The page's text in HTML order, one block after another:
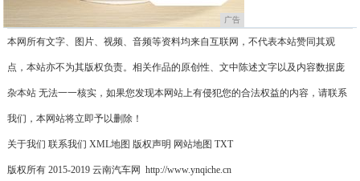
广告
本网所有文字、图片、视频、音频等资料均来自互联网，不代表本站赞同其观
点，本站亦不为其版权负责。相关作品的原创性、文中陈述文字以及内容数据庞
杂本站 无法一一核实，如果您发现本网站上有侵犯您的合法权益的内容，请联系
我们，本网站将立即予以删除！
关于我们 联系我们 XML地图 版权声明 网站地图 TXT
版权所有 2015-2019 云南汽车网 http://www.ynqiche.cn